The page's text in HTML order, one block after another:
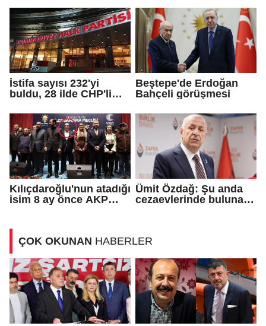
öneriyoruz
İstifa sayısı 232'yi
buldu, 28 ilde CHP'li
Beştepe'de Erdoğan
Bahçeli görüşmesi
Kılıçdaroğlu'nun atadığı
isim 8 ay önce AKP
Ümit Özdağ: Şu anda
cezaevlerinde bulunan
ÇOK OKUNAN HABERLER